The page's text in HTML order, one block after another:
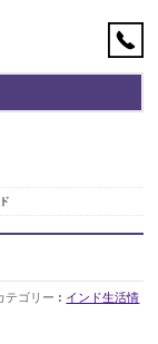
テゴリー : インド生活情